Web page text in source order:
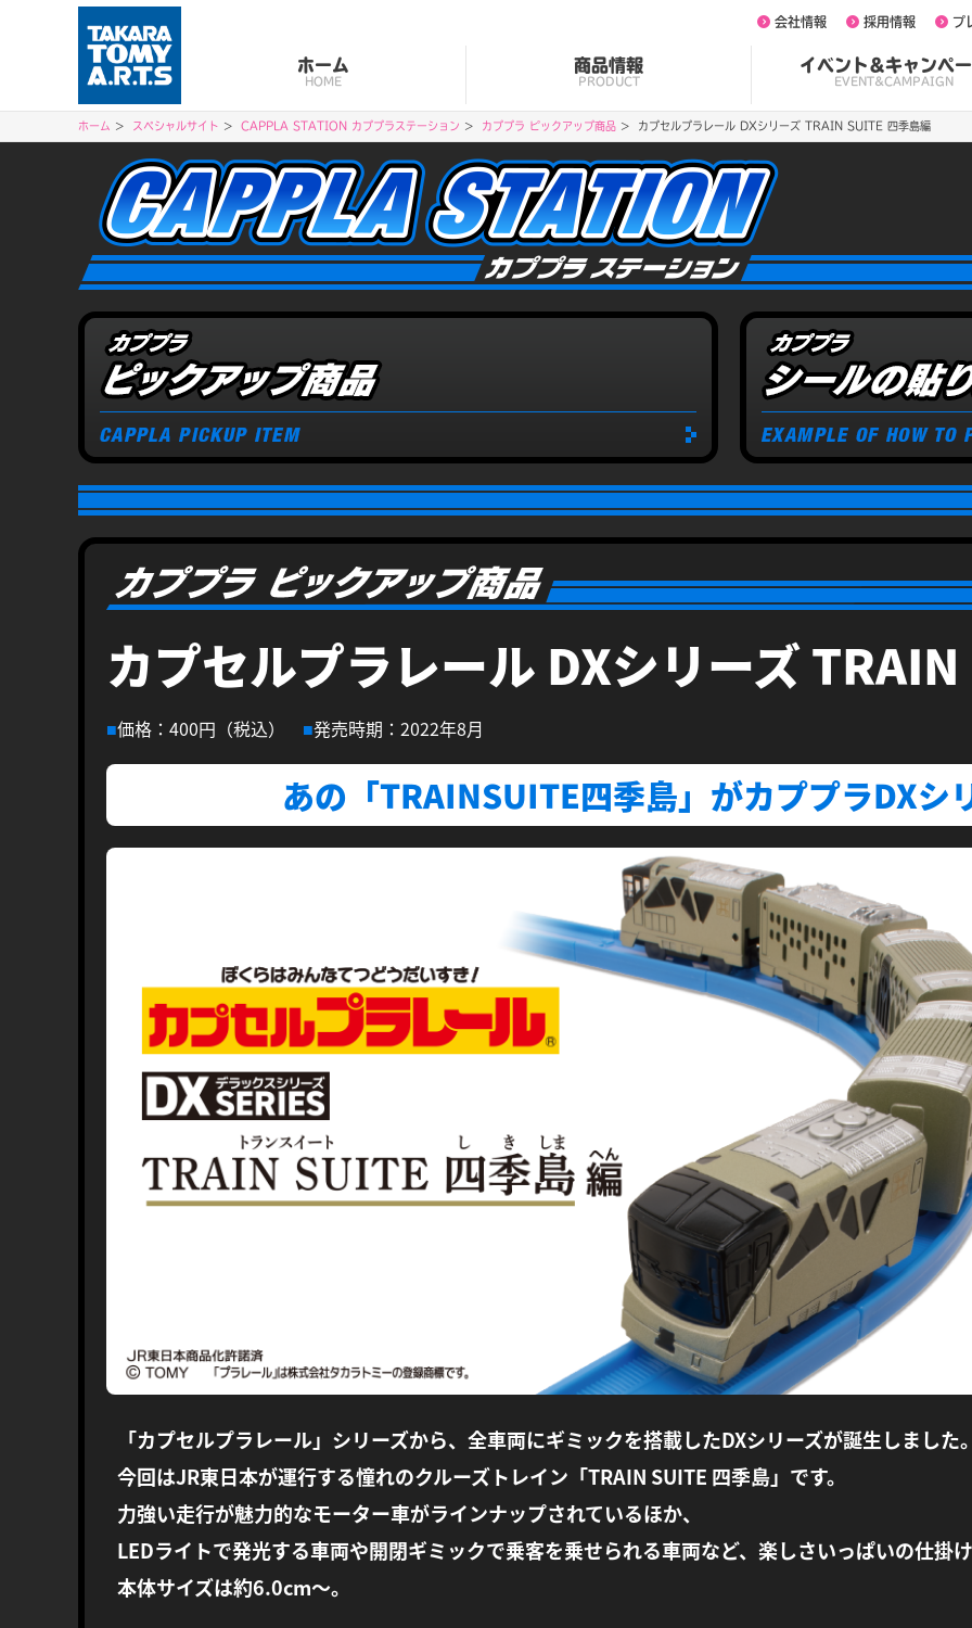
ホーム
HOME
商品情報
PRODUCT
イベント&キャンペ
EVENT&CAMPAIGN
会社情報 採用情報 プ
ホーム スペシャルサイト CAPPLA STATION カププラステーション カププラ ピックアップ商品 カプセルプラレール DXシリーズ TRAIN SUITE 四季島編
カプセルプラレール DXシリーズ
価格：400円（税込） 発売時期：2022年8月
あの「TRAINSUITE四季島」がカププラDXシ
「カプセルプラレール」シリーズから、全車両にギミックを搭載したDXシリーズが誕生しました
今回はJR東日本が運行する憧れのクルーズトレイン「TRAIN SUITE 四季島」です。
力強い走行が魅力的なモーター車がラインナップされているほか、
LEDライトで発光する車両や開閉ギミックで乗客を乗せられる車両など、楽しさいっぱいの仕掛
本体サイズは約6.0cm〜。